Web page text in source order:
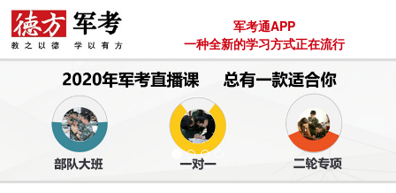
军考通APP
一种全新的学习方式正在流行